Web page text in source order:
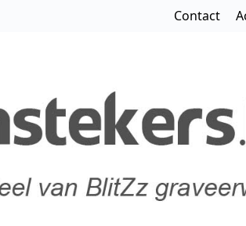
Contact